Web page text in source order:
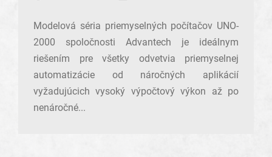
Modelová séria priemyselných počítačov UNO-
2000 spoločnosti Advantech je ideálnym
riešením pre všetky odvetvia priemyselnej
automatizácie od náročných aplikácií
vyžadujúcich vysoký výpočtový výkon až po
nenáročné...